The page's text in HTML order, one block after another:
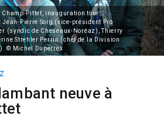
Champ-Pittet, inauguration tour
Pierre Sorg (vice-président Pro
(syndic de Cheseaux-Noréaz), Thierry
Strehler Perrin (chef de la Division
© Michel Duperrex
neuve à